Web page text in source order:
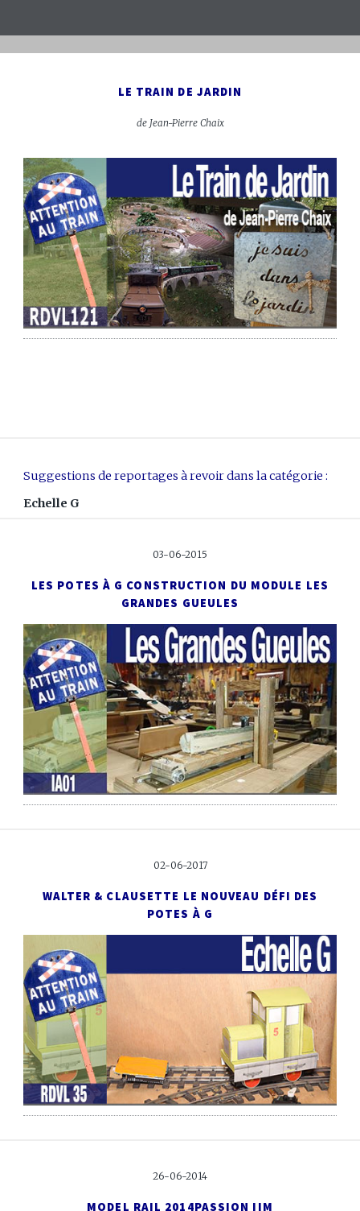
LE TRAIN DE JARDIN
de Jean-Pierre Chaix
Suggestions de reportages à revoir dans la catégorie :
Echelle G
03-06-2015
LES POTES À G CONSTRUCTION DU MODULE LES
GRANDES GUEULES
02-06-2017
WALTER & CLAUSETTE LE NOUVEAU DÉFI DES
POTES À G
26-06-2014
MODEL RAIL 2014PASSION IIM